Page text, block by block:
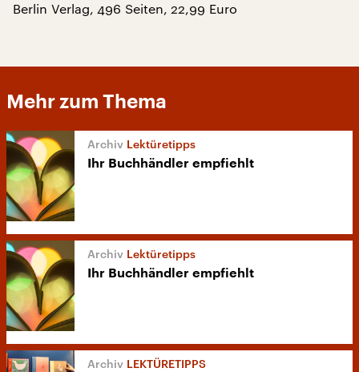
Berlin Verlag, 496 Seiten, 22,99 Euro
Mehr zum Thema
Lektüretipps
Ihr Buchhändler empfiehlt
Lektüretipps
Ihr Buchhändler empfiehlt
LEKTÜRETIPPS